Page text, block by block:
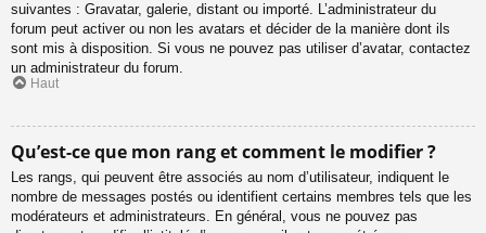
suivantes : Gravatar, galerie, distant ou importé. L’administrateur du
forum peut activer ou non les avatars et décider de la manière dont ils
sont mis à disposition. Si vous ne pouvez pas utiliser d’avatar, contactez
un administrateur du forum.
Haut
Qu’est-ce que mon rang et comment le modifier ?
Les rangs, qui peuvent être associés au nom d’utilisateur, indiquent le
nombre de messages postés ou identifient certains membres tels que les
modérateurs et administrateurs. En général, vous ne pouvez pas